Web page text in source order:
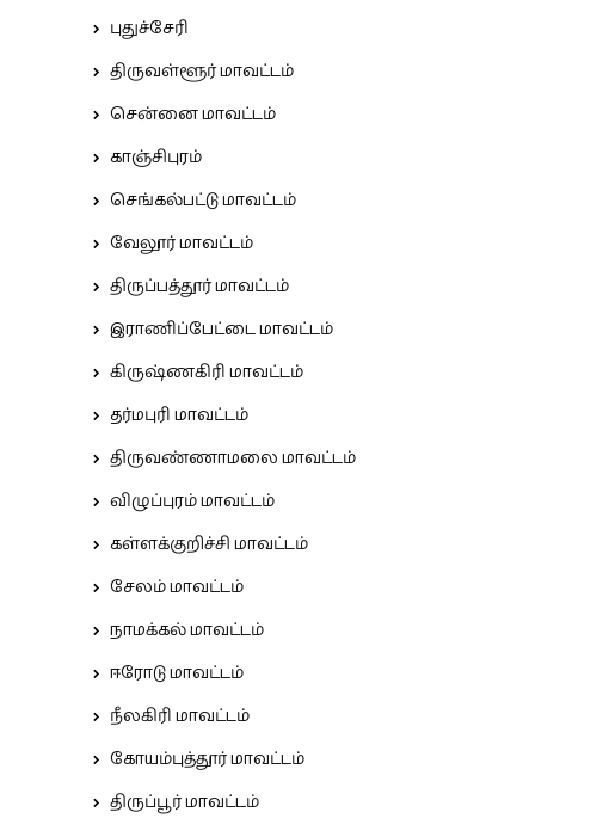
புதுச்சேரி
திருவள்ளூர் மாவட்டம்
சென்னை மாவட்டம்
காஞ்சிபுரம்
செங்கல்பட்டு மாவட்டம்
வேலூர் மாவட்டம்
திருப்பத்தூர் மாவட்டம்
இராணிப்பேட்டை மாவட்டம்
கிருஷ்ணகிரி மாவட்டம்
தர்மபுரி மாவட்டம்
திருவண்ணாமலை மாவட்டம்
விழுப்புரம் மாவட்டம்
கள்ளக்குறிச்சி மாவட்டம்
சேலம் மாவட்டம்
நாமக்கல் மாவட்டம்
ஈரோடு மாவட்டம்
நீலகிரி மாவட்டம்
கோயம்புத்தூர் மாவட்டம்
திருப்பூர் மாவட்டம்